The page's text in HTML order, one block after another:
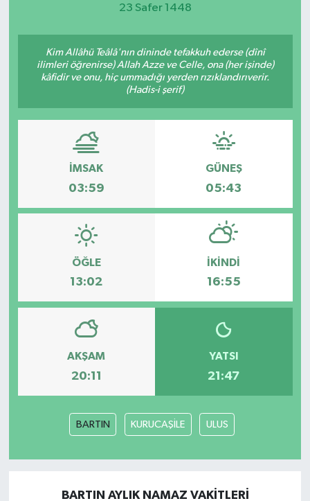
23 Safer 1448
Kim Allâhü Teâlâ'nın dininde tefakkuh ederse (dînî
ilimleri öğrenirse) Allah Azze ve Celle, ona (her işinde)
kâfidir ve onu, hiç ummadığı yerden rızıklandırıverir.
(Hadis-i şerif)
İMSAK
03:59
GÜNEŞ
05:43
ÖĞLE
13:02
İKINDI
16:55
AKŞAM
20:11
YATSI
21:47
BARTIN KURUCAŞİLE ULUS
BARTIN AYLIK NAMAZ VAKITLERI
Karabük
Spor
Ulusal